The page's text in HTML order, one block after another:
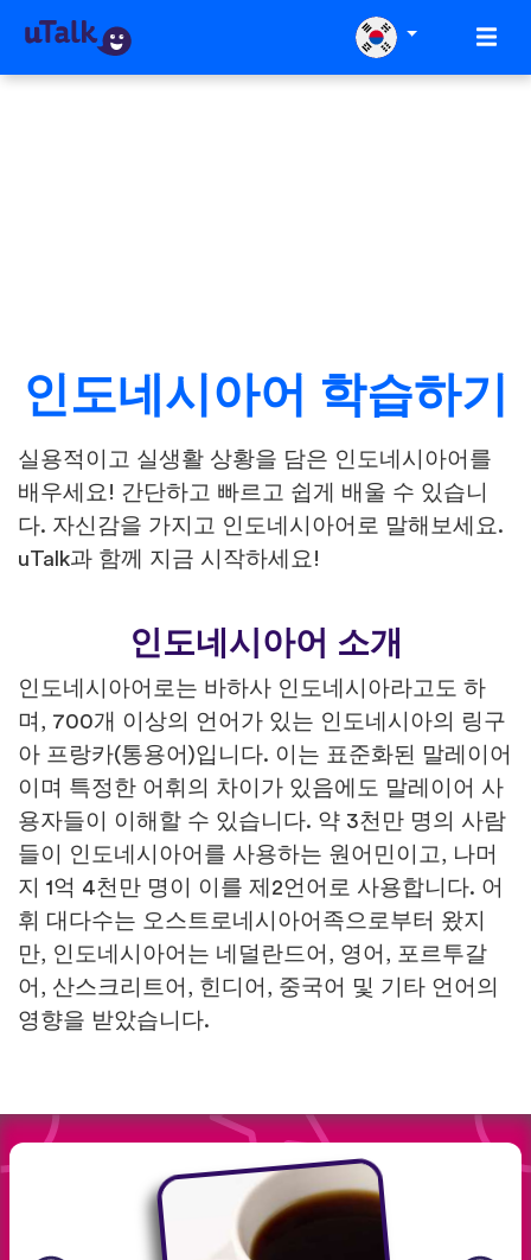
인도네시아어 학습하기
실용적이고 실생활 상황을 담은 인도네시아어를
배우세요! 간단하고 빠르고 쉽게 배울 수 있습니
다. 자신감을 가지고 인도네시아어로 말해보세요.
uTalk과 함께 지금 시작하세요!
인도네시아어 소개
인도네시아어로는 바하사 인도네시아라고도 하
며, 700개 이상의 언어가 있는 인도네시아의 링구
아 프랑카(통용어)입니다. 이는 표준화된 말레이어
이며 특정한 어휘의 차이가 있음에도 말레이어 사
용자들이 이해할 수 있습니다. 약 3천만 명의 사람
들이 인도네시아어를 사용하는 원어민이고, 나머
지 1억 4천만 명이 이를 제2언어로 사용합니다. 어
휘 대다수는 오스트로네시아어족으로부터 왔지
만, 인도네시아어는 네덜란드어, 영어, 포르투갈
어, 산스크리트어, 힌디어, 중국어 및 기타 언어의
영향을 받았습니다.